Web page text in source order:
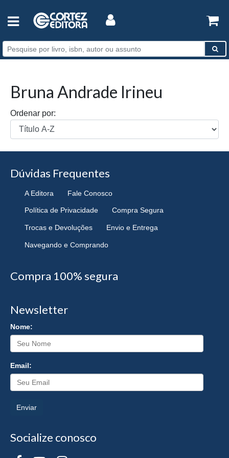
Bruna Andrade Irineu
Ordenar por:
Dúvidas Frequentes
A Editora Fale Conosco
Política de Privacidade Compra Segura
Trocas e Devoluções Envio e Entrega
Navegando e Comprando
Compra 100% segura
Newsletter
Nome:
Email:
Enviar
Socialize conosco